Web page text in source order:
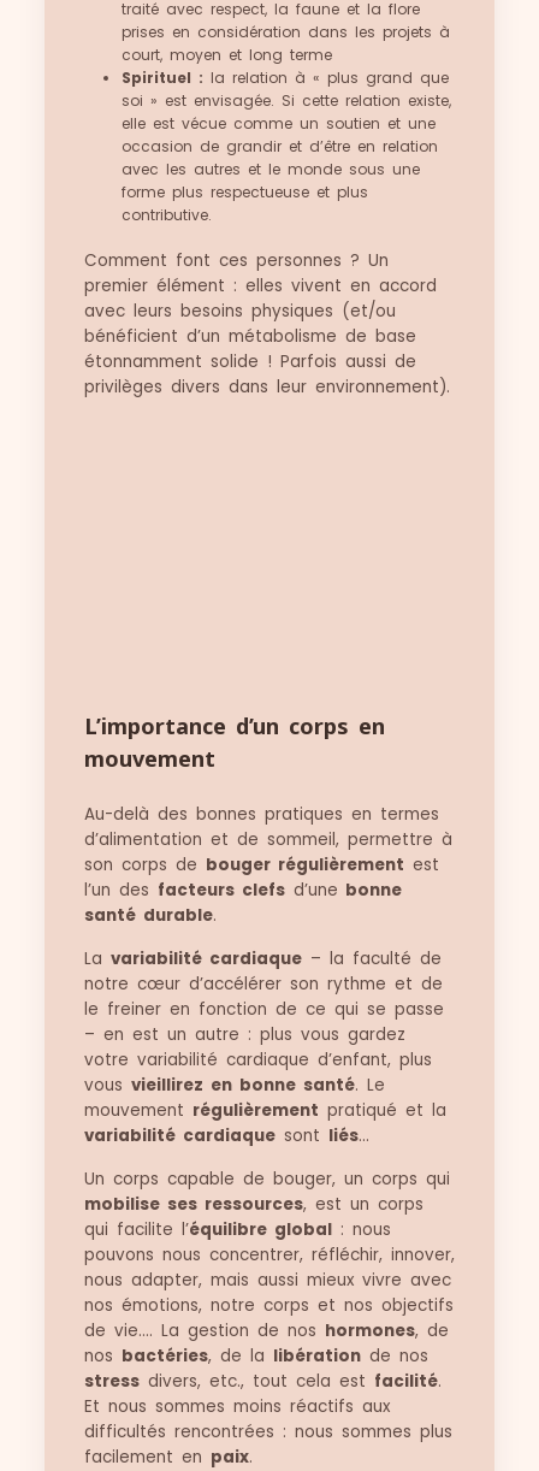
traité avec respect, la faune et la flore
prises en considération dans les projets à
court, moyen et long terme
Spirituel : la relation à « plus grand que
soi » est envisagée. Si cette relation existe,
elle est vécue comme un soutien et une
occasion de grandir et d’être en relation
avec les autres et le monde sous une
forme plus respectueuse et plus
contributive.
Comment font ces personnes ? Un
premier élément : elles vivent en accord
avec leurs besoins physiques (et/ou
bénéficient d’un métabolisme de base
étonnamment solide ! Parfois aussi de
privilèges divers dans leur environnement).
L’importance d’un corps en
mouvement
Au-delà des bonnes pratiques en termes
d’alimentation et de sommeil, permettre à
son corps de bouger régulièrement est
l’un des facteurs clefsd’une bonne
santé durable.
La variabilité cardiaque– la faculté de
notre cœur d’accélérer son rythme et de
le freiner en fonction de ce qui se passe
– en est un autre : plus vous gardez
votre variabilité cardiaque d’enfant, plus
vous vieillirez en bonne santé. Le
mouvement régulièrement pratiqué et la
variabilité cardiaquesont liés…
Un corps capable de bouger, un corps qui
mobilise ses ressources, est un corps
qui facilite l’équilibre global: nous
pouvons nous concentrer, réfléchir, innover,
nous adapter, mais aussi mieux vivre avec
nos émotions, notre corps et nos objectifs
de vie…. La gestion de nos hormones, de
nos bactéries, de la libérationde nos
stressdivers, etc., tout cela est facilité.
Et nous sommes moins réactifs aux
difficultés rencontrées : nous sommes plus
facilement en paix.